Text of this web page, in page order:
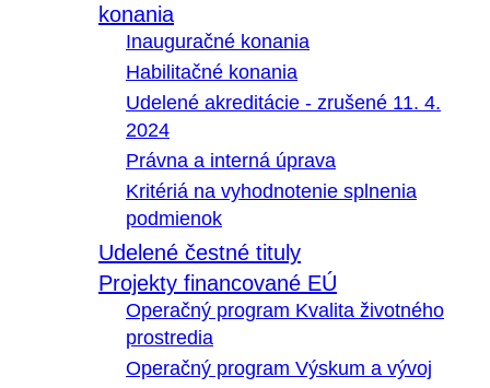
konania
Inauguračné konania
Habilitačné konania
Udelené akreditácie - zrušené 11. 4.
2024
Právna a interná úprava
Kritériá na vyhodnotenie splnenia
podmienok
Udelené čestné tituly
Projekty financované EÚ
Operačný program Kvalita životného
prostredia
Operačný program Výskum a vývoj